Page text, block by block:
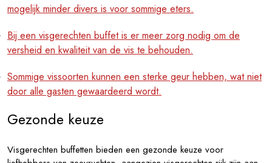
mogelijk minder divers is voor sommige eters.
Bij een visgerechten buffet is er meer zorg nodig om de
versheid en kwaliteit van de vis te behouden.
Sommige vissoorten kunnen een sterke geur hebben, wat niet
door alle gasten gewaardeerd wordt.
Gezonde keuze
Visgerechten buffetten bieden een gezonde keuze voor